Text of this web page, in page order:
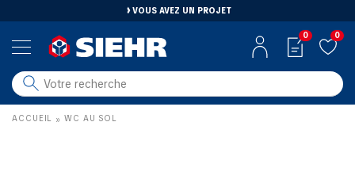
VOUS AVEZ UN PROJET
salle de bain
carrelage
0 0
ACCUEIL »WC AU SOL